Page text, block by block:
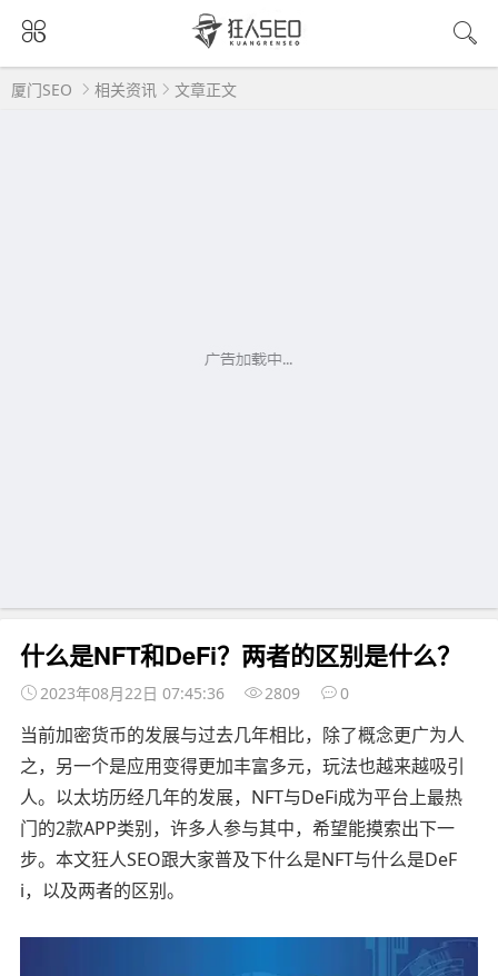
厦门SEO 相关资讯 文章正文
什么是NFT和DeFi？两者的区别是什么？
2023年08月22日 07:45:36 2809 0
当前加密货币的发展与过去几年相比，除了概念更广为人
之，另一个是应用变得更加丰富多元，玩法也越来越吸引
人。以太坊历经几年的发展，NFT与DeFi成为平台上最热
门的2款APP类别，许多人参与其中，希望能摸索出下一
步。本文狂人SEO跟大家普及下什么是NFT与什么是DeF
i，以及两者的区别。